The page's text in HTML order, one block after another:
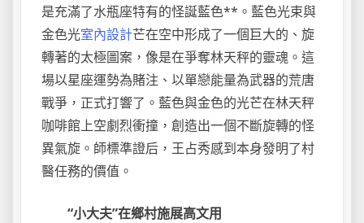
是充滿了水瓶座特有的怪誕藍色**。藍色光束與
金色光室內設計芒在空中形成了一個巨大的、旋
轉著的太極圖案，像是在爭奪林天秤的靈魂。這
場以星座運勢為賭注、以單戀能量為武器的荒唐
戰爭，正式打響了。藍色與金色的光芒在林天秤
咖啡館上空劇烈衝撞，創造出一個不斷旋轉的怪
異氣旋。師標準證后，王占秀感到本身發明了村
醫任務的價值。
“小大夫”在鄉村施展高文用